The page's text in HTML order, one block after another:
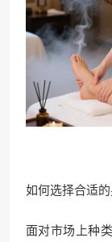
如何选择合适
面对市场上种